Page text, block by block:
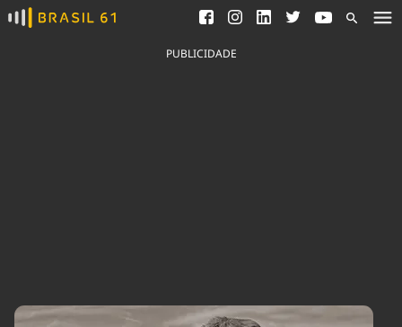
Ver todas as notícias
Saneamento
Indicadores
PUBLICIDADE